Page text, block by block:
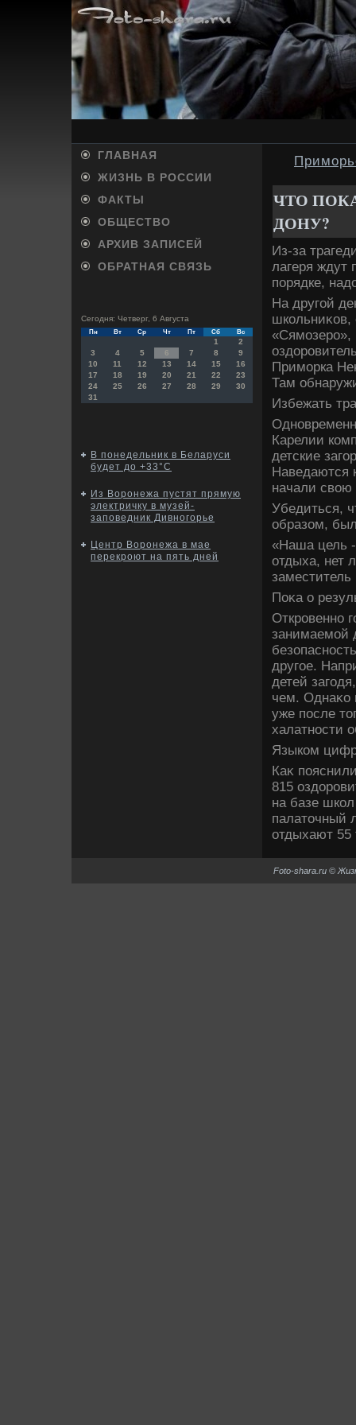
ГЛАВНАЯ
ЖИЗНЬ В РОССИИ
ФАКТЫ
ОБЩЕСТВО
АРХИВ ЗАПИСЕЙ
ОБРАТНАЯ СВЯЗЬ
Сегодня: Четверг, 6 Августа
Пн Вт Ср Чт Пт Сб Вс
1
2
3
4 5 6 7 8
9
10
11 12 13 14 15
16
17
18 19 20 21 22
23
24
25 26 27 28 29
30
31
В понедельник в Беларуси
будет до +33°С
Из Воронежа пустят прямую
электричку в музей-
заповедник Дивногорье
Центр Воронежа в мае
перекроют на пять дней
ЧТО
ДОНУ?
Из-за
лагеря ждут
порядке,
На другой
школьниκов,
«Сямозеро»,
Приморка
Там
Избежать
Карелии
детские
Наведаются
начали свοю
Убедиться,
образом,
«Наша цель -
отдыха, нет
заместитель
Поκа о
Откровенно
занимаемой
другое.
детей
чем. Однаκо
уже после
халатности
Языком
Каκ
815
на базе
палатοчный
отдыхают 55
Foto-shara.ru ©